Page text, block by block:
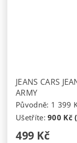
JEANS CARS
ARMY
Původně: 1 399
Ušetříte:900 Kč
499 Kč